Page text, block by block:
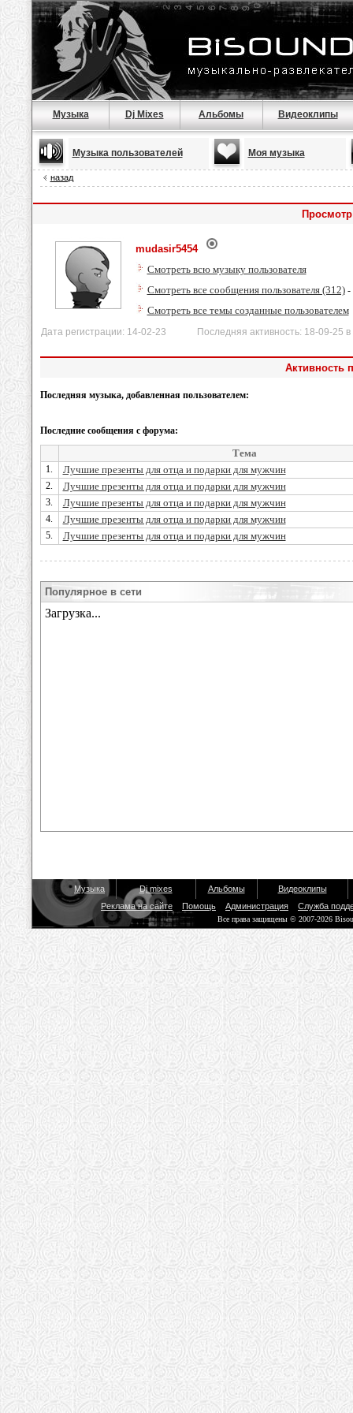
Музыка Dj Mixes Альбомы Видеоклипы
Музыка пользователей Моя музыка
назад
mudasir5454
Смотреть всю музыку пользователя
Смотреть все сообщения пользователя (312)-
Смотреть все темы созданные пользователем
Дата регистрации: 14-02-23 Последняя активность: 18-09-25 в
Активность
Последняя музыка, добавленная пользователем:
Последние сообщения с форума:
Тема
1. Лучшие презенты для отца и подарки для мужчин
2. Лучшие презенты для отца и подарки для мужчин
3. Лучшие презенты для отца и подарки для мужчин
4. Лучшие презенты для отца и подарки для мужчин
5. Лучшие презенты для отца и подарки для мужчин
Популярное в сети
Музыка Dj mixes Альбомы
Видеоклипы
Реклама на сайте
Помощь Администрация Служба
Все права защищены © 2007-2026